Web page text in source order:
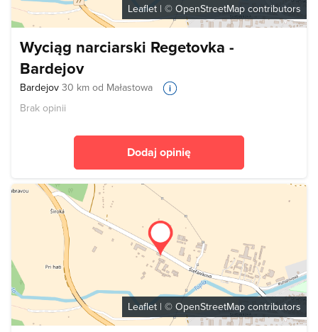
Leaflet | © OpenStreetMap contributors
Wyciąg narciarski Regetovka -
Bardejov
Bardejov 30 km od Małastowa
Brak opinii
Dodaj opinię
Leaflet | © OpenStreetMap contributors